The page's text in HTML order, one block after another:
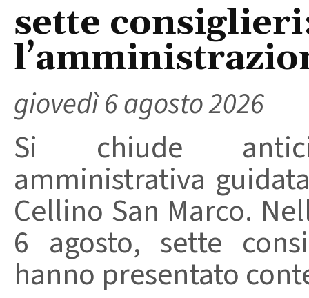
sette
giovedì 6 agosto 2026
Si chiude
amministrativa
Cellino San Marco.
6 agosto, sette
hanno presentato